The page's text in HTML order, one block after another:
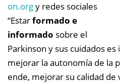
on.orgy redes sociales
“Estarformado e
informado sobre el
Parkinson y sus cuidados
mejorar la autonomía de la
ende, mejorar su calidad de